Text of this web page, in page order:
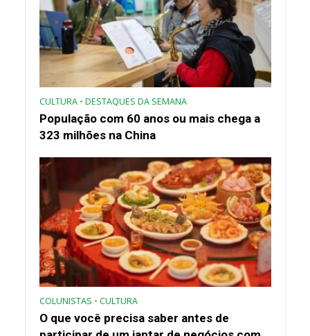
CULTURA • DESTAQUES DA SEMANA
População com 60 anos ou mais chega a
323 milhões na China
COLUNISTAS • CULTURA
O que você precisa saber antes de